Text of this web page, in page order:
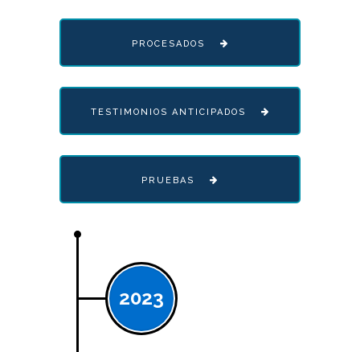
PROCESADOS
TESTIMONIOS ANTICIPADOS
PRUEBAS
2023